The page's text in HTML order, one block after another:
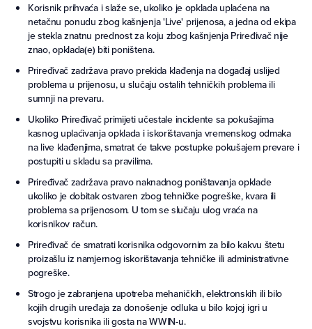
Korisnik prihvaća i slaže se, ukoliko je opklada uplaćena na
netačnu ponudu zbog kašnjenja 'Live' prijenosa, a jedna od ekipa
je stekla znatnu prednost za koju zbog kašnjenja Priređivač nije
znao, opklada(e) biti poništena.
Priređivač zadržava pravo prekida klađenja na događaj uslijed
problema u prijenosu, u slučaju ostalih tehničkih problema ili
sumnji na prevaru.
Ukoliko Priređivač primijeti učestale incidente sa pokušajima
kasnog uplaćivanja opklada i iskorištavanja vremenskog odmaka
na live klađenjima, smatrat će takve postupke pokušajem prevare i
postupiti u skladu sa pravilima.
Priređivač zadržava pravo naknadnog poništavanja opklade
ukoliko je dobitak ostvaren zbog tehničke pogreške, kvara ili
problema sa prijenosom. U tom se slučaju ulog vraća na
korisnikov račun.
Priređivač će smatrati korisnika odgovornim za bilo kakvu štetu
proizašlu iz namjernog iskorištavanja tehničke ili administrativne
pogreške.
Strogo je zabranjena upotreba mehaničkih, elektronskih ili bilo
kojih drugih uređaja za donošenje odluka u bilo kojoj igri u
svojstvu korisnika ili gosta na WWIN-u.